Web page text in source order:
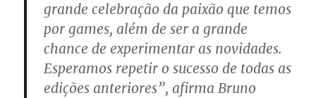
grande celebração da paixão que temos
por games, além de ser a grande
chance de experimentar as novidades.
Esperamos repetir o sucesso de todas as
edições anteriores”, afirma Bruno